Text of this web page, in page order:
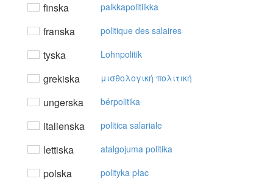
finska palkkapolitiikka
franska politique des salaires
tyska Lohnpolitik
grekiska μισθoλoγική πoλιτική
ungerska bérpolitika
italienska politica salariale
lettiska atalgojuma politika
polska polityka płac